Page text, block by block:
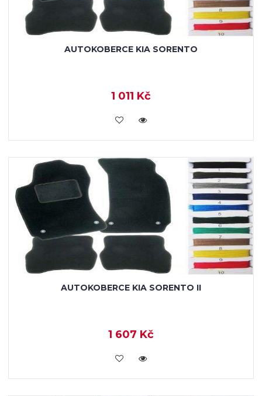
AUTOKOBERCE KIA SORENTO
1 011 Kč
KOUPIT
AUTOKOBERCE KIA SORENTO II
1 607 Kč
KOUPIT